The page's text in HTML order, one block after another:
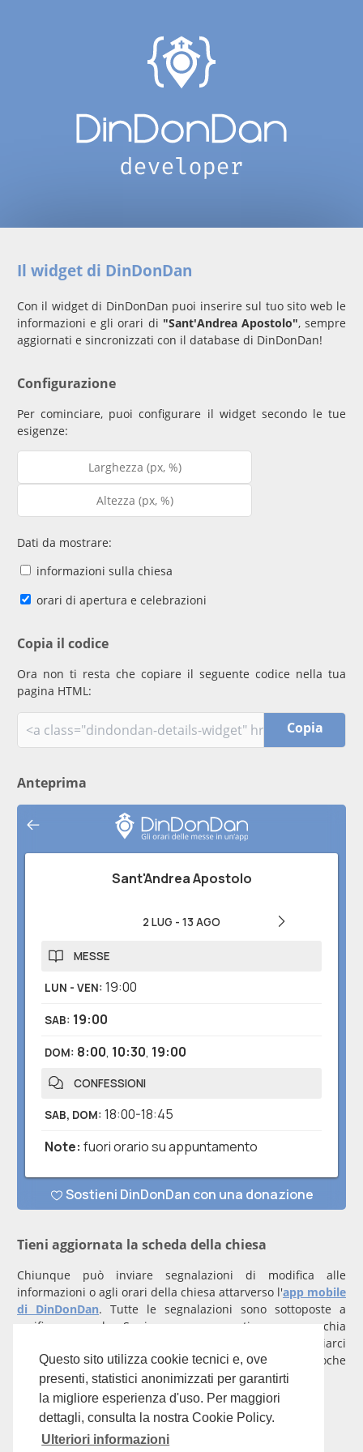
Questo sito utilizza cookie tecnici e, ove
presenti, statistici anonimizzati per garantirti
la migliore esperienza d'uso. Per maggiori
dettagli, consulta la nostra Cookie Policy.
Ulteriori informazioni
Il widget di DinDonDan
Con il widget di DinDonDan puoi inserire sul tuo sito web le
informazioni e gli orari di "Sant'Andrea Apostolo", sempre
aggiornati e sincronizzati con il database di DinDonDan!
Configurazione
Per cominciare, puoi configurare il widget secondo le tue
esigenze:
Dati da mostrare:
informazioni sulla chiesa
orari di apertura e celebrazioni
Copia il codice
Ora non ti resta che copiare il seguente codice nella tua
pagina HTML:
Copia
Anteprima
Tieni aggiornata la scheda della chiesa
Chiunque può inviare segnalazioni di modifica alle
informazioni o agli orari della chiesa attarverso l'app mobile
di DinDonDan. Tutte le segnalazioni sono sottoposte a
verifica manuale. Se invece rappresenti una parrocchia
con un account verificato per inviarci
comunicazioni prioritarie che saranno gestite entro poche
Per qualunque domanda scrivi ainfo@dindondan.app